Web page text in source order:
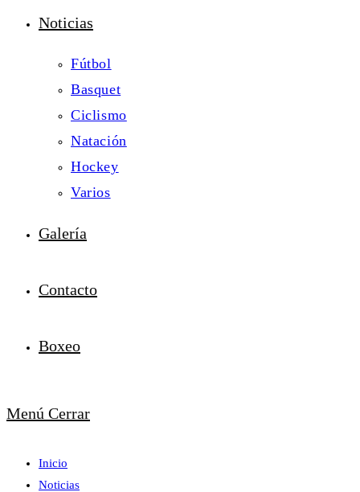
Noticias
Fútbol
Basquet
Ciclismo
Natación
Hockey
Varios
Galería
Contacto
Boxeo
Menú Cerrar
Inicio
Noticias